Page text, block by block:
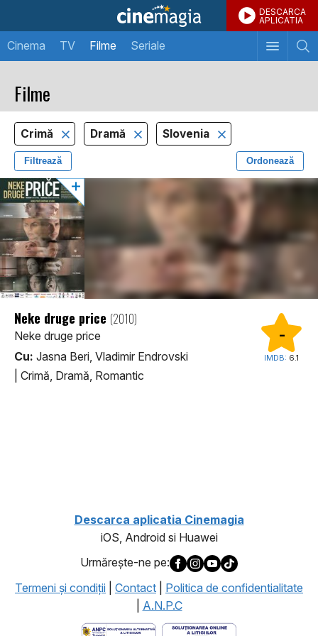
DESCARCA
APLICATIA
Cinema TV Filme Seriale
Filme
Crimă Dramă Slovenia
Filtrează Ordonează
-
IMDB: 6.1
Neke druge price (2010)
Neke druge price
Cu: Jasna Beri, Vladimir Endrovski
Crimă, Dramă, Romantic
Descarca aplicatia Cinemagia
iOS, Android si Huawei
Urmăreşte-ne pe:
Termeni şi condiţii
Contact
Politica de confidentialitate
A.N.P.C